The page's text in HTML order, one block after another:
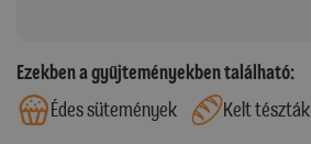
Ezekben a gyűjteményekben található:
Édes sütemények
Kelt tészták